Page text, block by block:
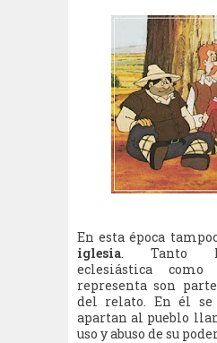
En esta época
iglesia. Tanto
eclesiástica
representa son
del relato. En él se
apartan al pueblo
uso y abuso de su